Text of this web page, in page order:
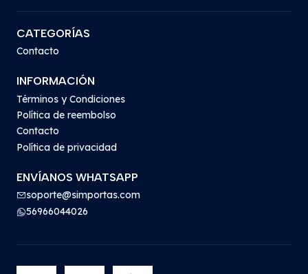
CATEGORÍAS
Contacto
INFORMACIÓN
Términos y Condiciones
Política de reembolso
Contacto
Política de privacidad
ENVÍANOS WHATSAPP
soporte@simportas.com
56966044026